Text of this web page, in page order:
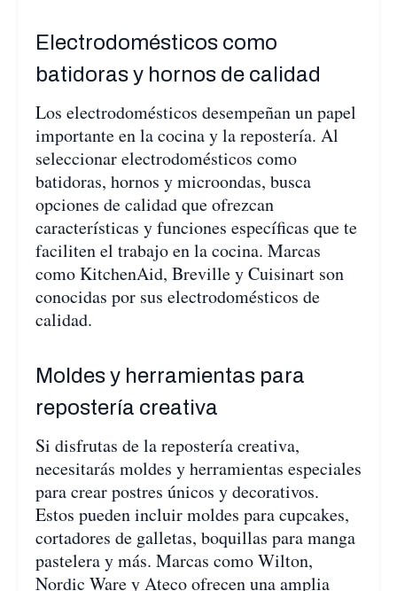
Electrodomésticos como
batidoras y hornos de calidad
Los electrodomésticos desempeñan un papel
importante en la cocina y la repostería. Al
seleccionar electrodomésticos como
batidoras, hornos y microondas, busca
opciones de calidad que ofrezcan
características y funciones específicas que te
faciliten el trabajo en la cocina. Marcas
como KitchenAid, Breville y Cuisinart son
conocidas por sus electrodomésticos de
calidad.
Moldes y herramientas para
repostería creativa
Si disfrutas de la repostería creativa,
necesitarás moldes y herramientas especiales
para crear postres únicos y decorativos.
Estos pueden incluir moldes para cupcakes,
cortadores de galletas, boquillas para manga
pastelera y más. Marcas como Wilton,
Nordic Ware y Ateco ofrecen una amplia